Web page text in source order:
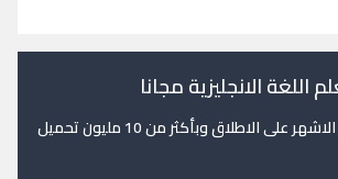
اللغة الانجليزية مجانا
على الاطلاق وبأكثر من 10 مليون تحميل